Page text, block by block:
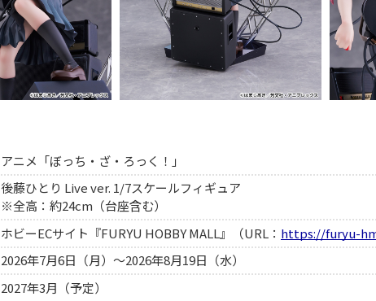
アニメ「ぼっち・ざ・ろっく！」
後藤ひとり Live ver. 1/7スケールフィギュア
※全高：約24cm（台座含む）
ホビーECサイト『FURYU HOBBY MALL』（URL： https://furyu-
2026年7月6日（月）～2026年8月19日（水）
2027年3月（予定）